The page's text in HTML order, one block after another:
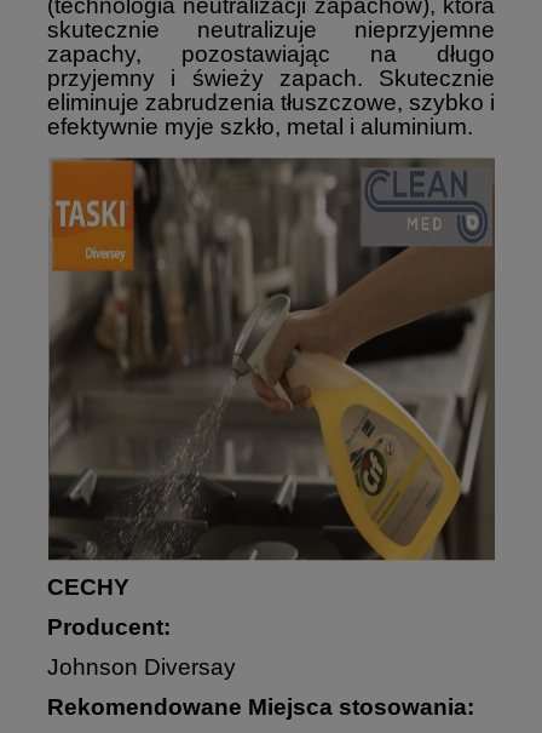
(technologia neutralizacji zapachów), która
skutecznie neutralizuje nieprzyjemne
zapachy, pozostawiając na długo
przyjemny i świeży zapach. Skutecznie
eliminuje zabrudzenia tłuszczowe, szybko i
efektywnie myje szkło, metal i aluminium.
CECHY
Producent:
Johnson Diversay
Rekomendowane Miejsca stosowania: